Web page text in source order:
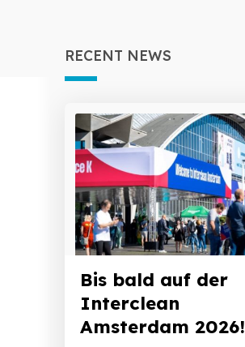
RECENT NEWS
Bis bald auf der
Interclean
Amsterdam 2026!